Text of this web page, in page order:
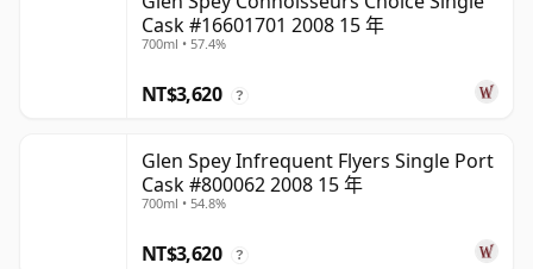
Cask #16601701 2008 15 年
700ml • 57.4%
NT$3,620 ?
Glen Spey Infrequent Flyers Single Port
Cask #800062 2008 15 年
700ml • 54.8%
NT$3,620 ?